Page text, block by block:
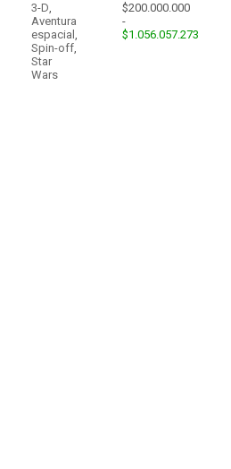
3-D,
Aventura
espacial ,
Spin-off,
Star
Wars
$200.000.000
-
$1.056.057.273